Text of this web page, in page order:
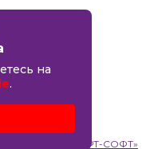
ООО «СМАРТ-СОФТ»
на
.